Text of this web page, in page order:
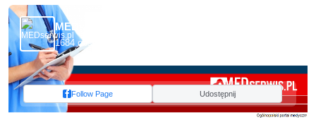
MEDserwis.pl - Ogólnopolski Portal Medyczny
1684 obserwujących
Follow Page Udostępnij